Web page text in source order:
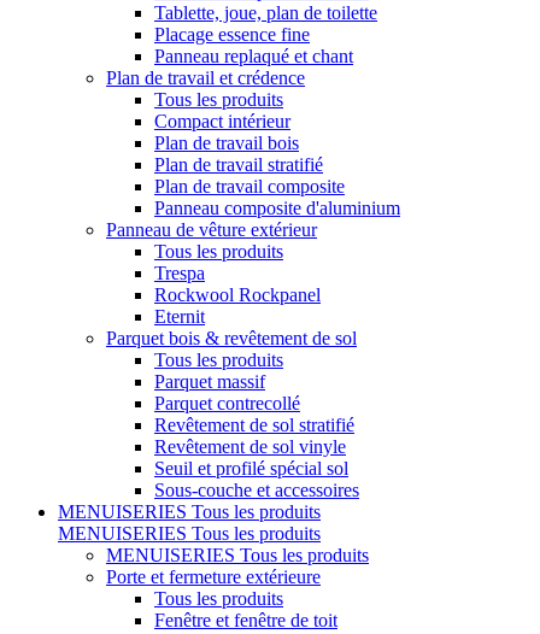
Tablette, joue, plan de toilette
Placage essence fine
Panneau replaqué et chant
Plan de travail et crédence
Tous les produits
Compact intérieur
Plan de travail bois
Plan de travail stratifié
Plan de travail composite
Panneau composite d'aluminium
Panneau de vêture extérieur
Tous les produits
Trespa
Rockwool Rockpanel
Eternit
Parquet bois & revêtement de sol
Tous les produits
Parquet massif
Parquet contrecollé
Revêtement de sol stratifié
Revêtement de sol vinyle
Seuil et profilé spécial sol
Sous-couche et accessoires
MENUISERIES Tous les produits
MENUISERIES Tous les produits
MENUISERIES Tous les produits
Porte et fermeture extérieure
Tous les produits
Fenêtre et fenêtre de toit